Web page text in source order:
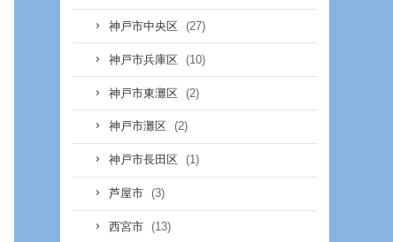
神戸市中央区 (27)
神戸市兵庫区 (10)
神戸市東灘区 (2)
神戸市灘区 (2)
神戸市長田区 (1)
芦屋市 (3)
西宮市 (13)